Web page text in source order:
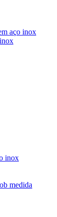
aço inox
inox
medida